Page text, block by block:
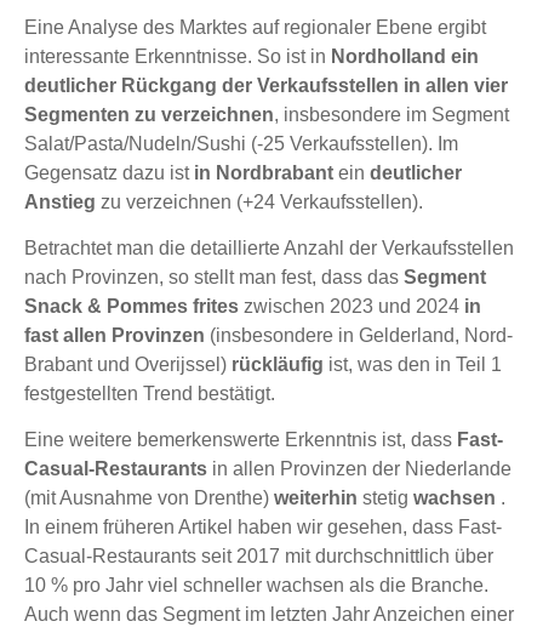
Eine Analyse des Marktes auf regionaler Ebene ergibt
interessante Erkenntnisse. So ist in Nordholland ein
deutlicher Rückgang der Verkaufsstellen in allen vier
Segmenten zu verzeichnen, insbesondere im Segment
Salat/Pasta/Nudeln/Sushi (-25 Verkaufsstellen). Im
Gegensatz dazu ist in Nordbrabant ein deutlicher
Anstieg zu verzeichnen (+24 Verkaufsstellen).
Betrachtet man die detaillierte Anzahl der Verkaufsstellen
nach Provinzen, so stellt man fest, dass das Segment
Snack & Pommes frites zwischen 2023 und 2024 in
fast allen Provinzen (insbesondere in Gelderland, Nord-
Brabant und Overijssel) rückläufig ist, was den in Teil 1
festgestellten Trend bestätigt.
Eine weitere bemerkenswerte Erkenntnis ist, dass Fast-
Casual-Restaurants in allen Provinzen der Niederlande
(mit Ausnahme von Drenthe) weiterhin stetig wachsen .
In einem früheren Artikel haben wir gesehen, dass Fast-
Casual-Restaurants seit 2017 mit durchschnittlich über
10 % pro Jahr viel schneller wachsen als die Branche.
Auch wenn das Segment im letzten Jahr Anzeichen einer